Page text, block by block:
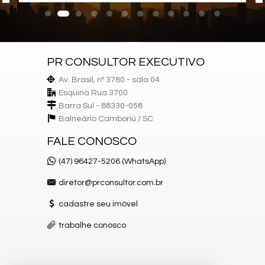
Espaço Gourmet
Sacada Integrada
Suíte Master
Características do Empreendimento
Sala de Jogos
Salão de Festas
Espaço Fitness
Portão Eletrônico
Brinquedoteca
Câmeras de Segurança
Entrada para Banhistas
PR CONSULTOR EXECUTIVO
Av. Brasil, nº 3780 - sala 04
Esquina Rua 3700
Barra Sul - 88330-058
Balneário Camboriú / SC
FALE CONOSCO
(47) 96427-5206 (WhatsApp)
diretor@prconsultor.com.br
cadastre seu imóvel
trabalhe conosco